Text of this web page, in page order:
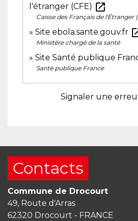
l'étranger (CFE) open_in_new
Caisse des Français de l'Étranger
Site ebola.sante.gouv.fr
Ministère chargé de la santé
Site Santé publique
Santé publique France
Signaler une
Contacts
Commune de Drocourt
49, Route d'Arras
62320 Drocourt - FRANCE